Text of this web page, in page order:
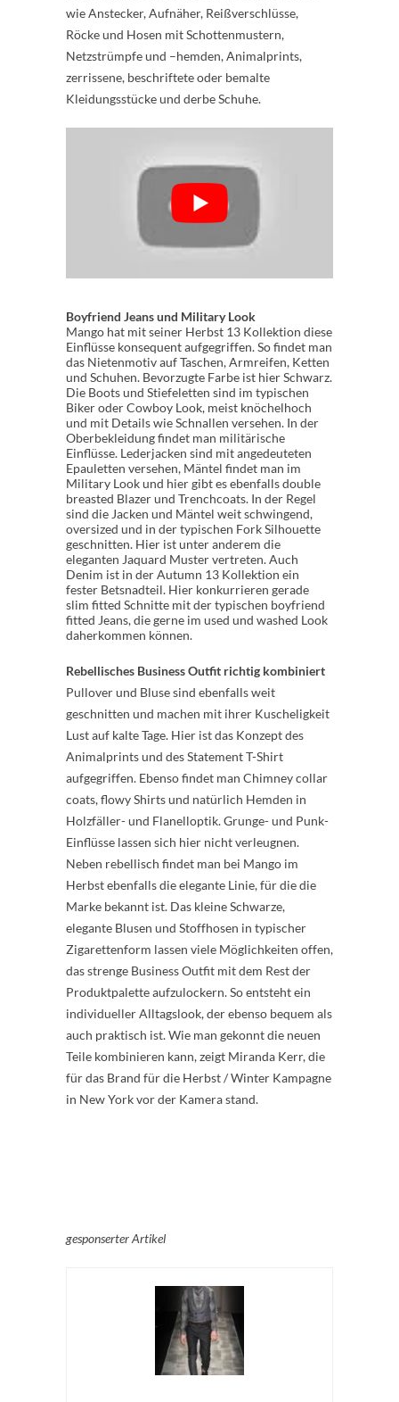
wie Anstecker, Aufnäher, Reißverschlüsse,
Röcke und Hosen mit Schottenmustern,
Netzstrümpfe und –hemden, Animalprints,
zerrissene, beschriftete oder bemalte
Kleidungsstücke und derbe Schuhe.
Boyfriend Jeans und Military Look
Mango hat mit seiner Herbst 13 Kollektion diese
Einflüsse konsequent aufgegriffen. So findet man
das Nietenmotiv auf Taschen, Armreifen, Ketten
und Schuhen. Bevorzugte Farbe ist hier Schwarz.
Die Boots und Stiefeletten sind im typischen
Biker oder Cowboy Look, meist knöchelhoch
und mit Details wie Schnallen versehen. In der
Oberbekleidung findet man militärische
Einflüsse. Lederjacken sind mit angedeuteten
Epauletten versehen, Mäntel findet man im
Military Look und hier gibt es ebenfalls double
breasted Blazer und Trenchcoats. In der Regel
sind die Jacken und Mäntel weit schwingend,
oversized und in der typischen Fork Silhouette
geschnitten. Hier ist unter anderem die
eleganten Jaquard Muster vertreten. Auch
Denim ist in der Autumn 13 Kollektion ein
fester Betsnadteil. Hier konkurrieren gerade
slim fitted Schnitte mit der typischen boyfriend
fitted Jeans, die gerne im used und washed Look
daherkommen können.
Rebellisches Business Outfit richtig kombiniert
Pullover und Bluse sind ebenfalls weit
geschnitten und machen mit ihrer Kuscheligkeit
Lust auf kalte Tage. Hier ist das Konzept des
Animalprints und des Statement T-Shirt
aufgegriffen. Ebenso findet man Chimney collar
coats, flowy Shirts und natürlich Hemden in
Holzfäller- und Flanelloptik. Grunge- und Punk-
Einflüsse lassen sich hier nicht verleugnen.
Neben rebellisch findet man bei Mango im
Herbst ebenfalls die elegante Linie, für die die
Marke bekannt ist. Das kleine Schwarze,
elegante Blusen und Stoffhosen in typischer
Zigarettenform lassen viele Möglichkeiten offen,
das strenge Business Outfit mit dem Rest der
Produktpalette aufzulockern. So entsteht ein
individueller Alltagslook, der ebenso bequem als
auch praktisch ist. Wie man gekonnt die neuen
Teile kombinieren kann, zeigt Miranda Kerr, die
für das Brand für die Herbst / Winter Kampagne
in New York vor der Kamera stand.
gesponserter Artikel